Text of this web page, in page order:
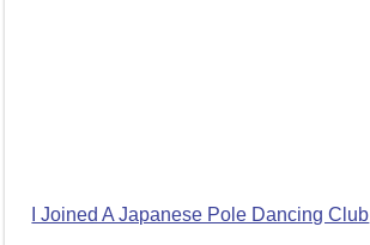
I Joined A Japanese Pole Dancing Club